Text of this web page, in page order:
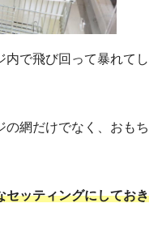
内で飛び回って暴れてし
の網だけでなく、おもち
セッティングにしておき